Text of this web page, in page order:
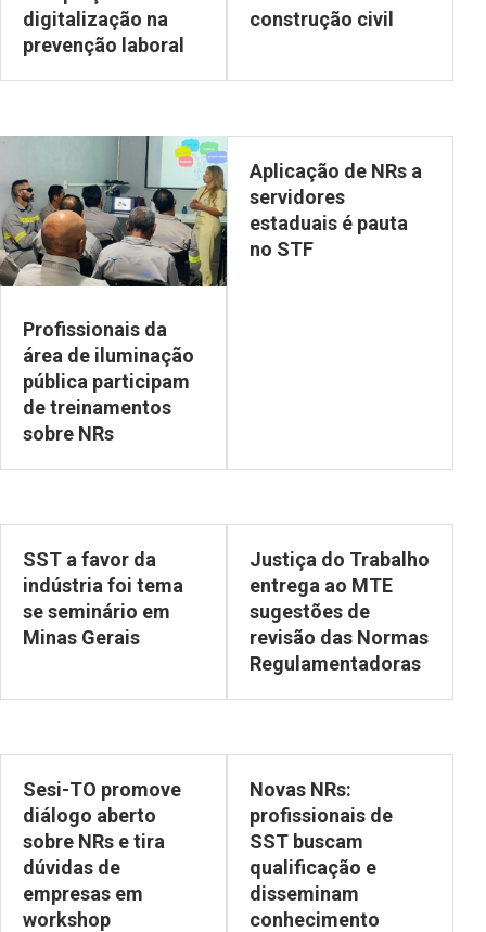
digitalização na
prevenção laboral
construção civil
Profissionais da
área de iluminação
pública participam
de treinamentos
sobre NRs
Aplicação de NRs a
servidores
estaduais é pauta
no STF
SST a favor da
indústria foi tema
se seminário em
Minas Gerais
Justiça do Trabalho
entrega ao MTE
sugestões de
revisão das Normas
Regulamentadoras
Sesi-TO promove
diálogo aberto
sobre NRs e tira
dúvidas de
empresas em
workshop
Novas NRs:
profissionais de
SST buscam
qualificação e
disseminam
conhecimento